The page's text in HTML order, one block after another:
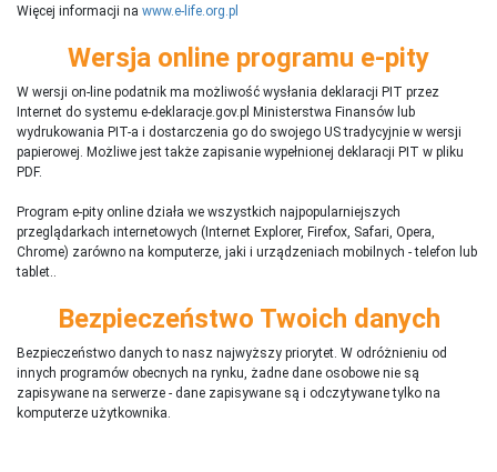
Więcej informacji na www.e-life.org.pl
Wersja online programu e-pity
W wersji on-line podatnik ma możliwość wysłania deklaracji PIT przez
Internet do systemu e-deklaracje.gov.pl Ministerstwa Finansów lub
wydrukowania PIT-a i dostarczenia go do swojego US tradycyjnie w wersji
papierowej. Możliwe jest także zapisanie wypełnionej deklaracji PIT w pliku
PDF.
Program e-pity online działa we wszystkich najpopularniejszych
przeglądarkach internetowych (Internet Explorer, Firefox, Safari, Opera,
Chrome) zarówno na komputerze, jaki i urządzeniach mobilnych - telefon lub
tablet..
Bezpieczeństwo Twoich danych
Bezpieczeństwo danych to nasz najwyższy priorytet. W odróżnieniu od
innych programów obecnych na rynku, żadne dane osobowe nie są
zapisywane na serwerze - dane zapisywane są i odczytywane tylko na
komputerze użytkownika.